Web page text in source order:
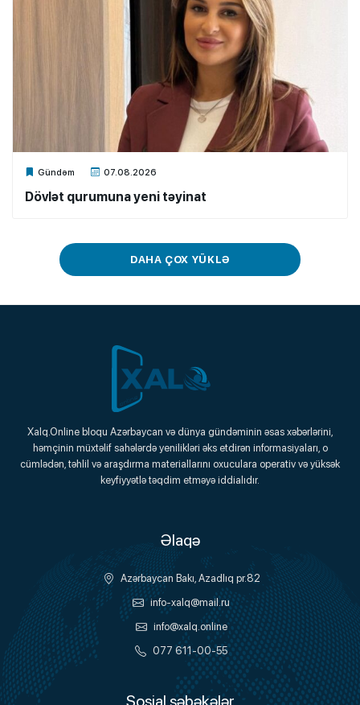
Gündəm 07.08.2026
Xalq.Online
Dövlət qurumuna yeni təyinat
DAHA ÇOX YÜKLƏ
Xalq.Online
Onlayn Platforma
Xalq.Online bloqu Azərbaycan və dünya gündəminin əsas xəbərlərini,
həmçinin müxtəlif sahələrdə yenilikləri əks etdirən informasiyaları, o
cümlədən, təhlil və araşdırma materiallarını oxuculara operativ və yüksək
keyfiyyətlə təqdim etməyə iddialıdır.
Əlaqə
Azərbaycan Bakı, Azadlıq pr.82
info-xalq@mail.ru
info@xalq.online
077 611-00-55
Sosial şəbəkələr